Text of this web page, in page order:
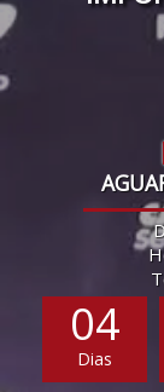
04
Dias